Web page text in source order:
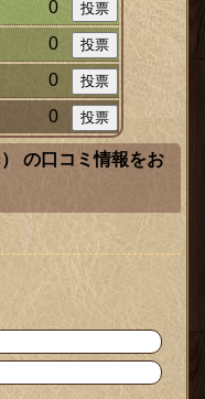
0
0
0
0
の口コミ情報をお